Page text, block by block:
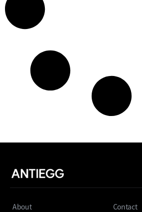
About
Contact